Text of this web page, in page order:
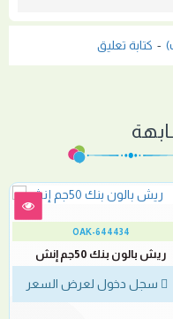
- كتابة تعليق
OAK-644434
ريش بالون بنك 50جم إنش
سجل دخول لعرض السعر